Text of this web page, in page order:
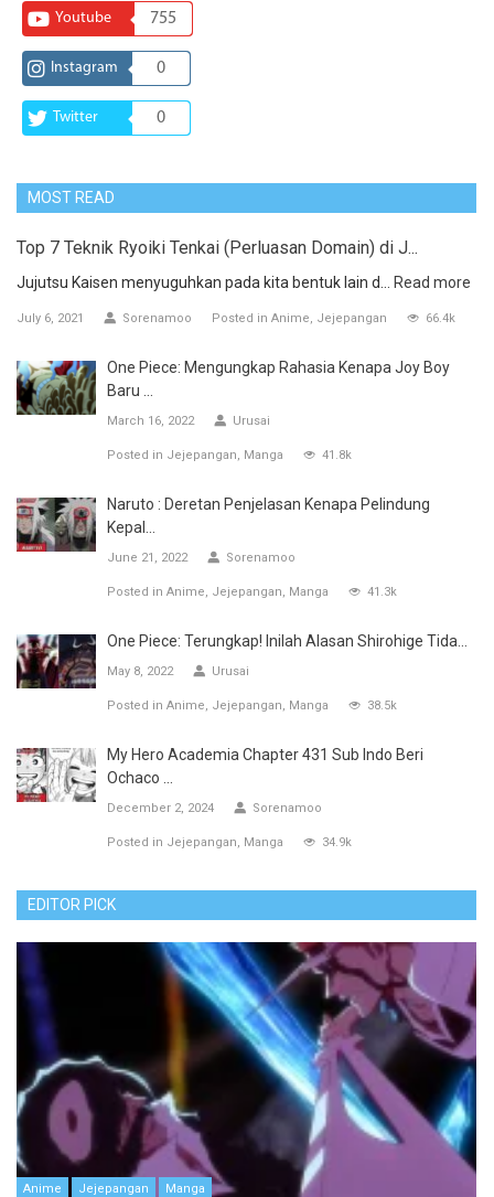
Youtube 755
Instagram 0
Twitter 0
MOST READ
Top 7 Teknik Ryoiki Tenkai (Perluasan Domain) di J...
Jujutsu Kaisen menyuguhkan pada kita bentuk lain d... Read more
July 6, 2021 Sorenamoo Posted in Anime Jejepangan 66.4k
One Piece: Mengungkap Rahasia Kenapa Joy Boy
Baru ...
March 16, 2022 Urusai
Posted in Jejepangan Manga 41.8k
Naruto : Deretan Penjelasan Kenapa Pelindung
Kepal...
June 21, 2022 Sorenamoo
Posted in Anime Jejepangan Manga 41.3k
One Piece: Terungkap! Inilah Alasan Shirohige Tida...
May 8, 2022 Urusai
Posted in Anime Jejepangan Manga 38.5k
My Hero Academia Chapter 431 Sub Indo Beri
Ochaco ...
December 2, 2024 Sorenamoo
Posted in Jejepangan Manga 34.9k
EDITOR PICK
Anime Jejepangan Manga